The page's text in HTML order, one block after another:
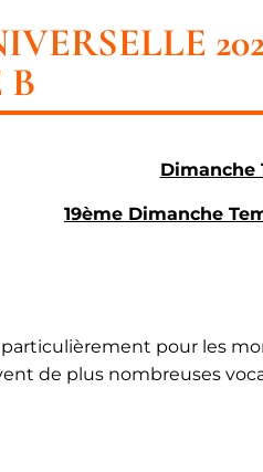
B
Dimanche
19ème Dimanche
particulièrement pour les
de plus nombreuses